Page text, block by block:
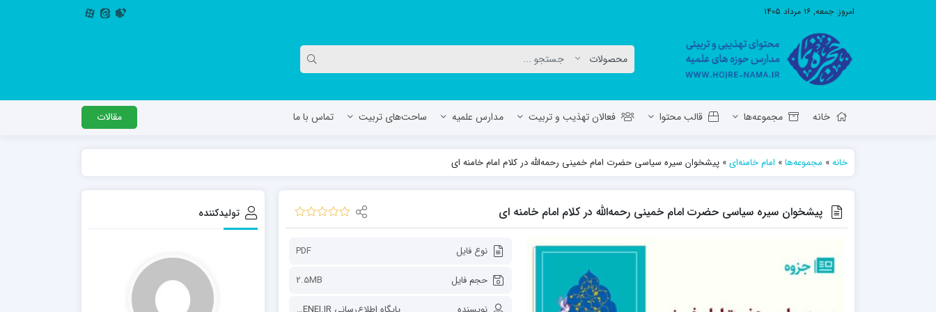
امروز: جمعه, ۱۶ مرداد ۱۴۰۵
خانه مجموعه‌ها قالب محتوا فعالان تهذیب و تربیت مدارس علمیه
معاونت تهذیب استان آ.ش
حوزه علمیه حضرت ولی عصر عج بناب
مدرسه علمیه صاحب الزمان عج مرند
مدرسه علمیه جعفریه
مدرسه علمیه المهدی (عج)/ آران و بیدگل
حوزه علمیه سفیران هدایت رهنان
مدرسه آیت الله العظمی گلپایگانی ره
مدرسه اباصالح المهدی عج
مدرسه امام جعفر صادق علیه السلام ساوجبلاغ
مدرسه علمیه امام حسن مجتبی(ع) چهارباغ
ساحت‌های تربیت تماس با ما مقالات
خانه» مجموعه‌ها» امام خامنه‌ای» پیشخوان سیره سیاسی حضرت امام خمینی‌ رحمه‌الله در کلام امام خامنه ای
پیشخوان سیره سیاسی حضرت امام خمینی‌ رحمه‌الله در کلام امام خامنه ای
نوع فایل
PDF
حجم فایل
2.5MB
تولیدکننده